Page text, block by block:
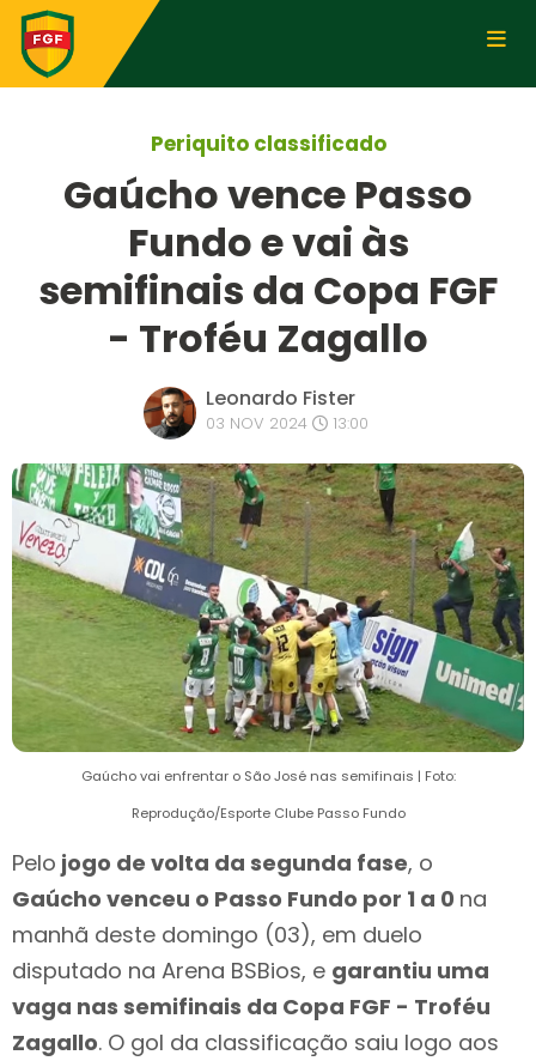
Periquito classificado
Gaúcho vence Passo
Fundo e vai às
semifinais da Copa FGF
- Troféu Zagallo
Leonardo Fister
03 NOV 2024 13:00
Gaúcho vai enfrentar o São José nas semifinais | Foto:
Reprodução/Esporte Clube Passo Fundo
Pelo jogo de volta da segunda fase, o
Gaúcho venceu o Passo Fundo por 1 a 0 na
manhã deste domingo (03), em duelo
disputado na Arena BSBios, e garantiu uma
vaga nas semifinais da Copa FGF - Troféu
Zagallo. O gol da classificação saiu logo aos